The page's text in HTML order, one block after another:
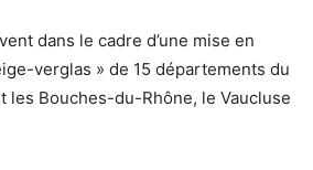
dans le cadre d’une mise en
verglas » de 15 départements du
les Bouches-du-Rhône, le Vaucluse